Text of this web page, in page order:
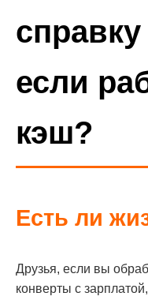
если
кэш?
Есть ли
Друзья, если вы
конверты с